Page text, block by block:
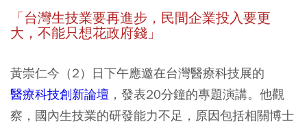
「台灣生技業要再進步，民間企業投入要更
大，不能只想花政府錢」
黃崇仁今（2）日下午應邀在台灣醫療科技展的
醫療科技創新論壇 ，發表20分鐘的專題演講。他觀
察，國內生技業的研發能力不足，原因包括相關博士